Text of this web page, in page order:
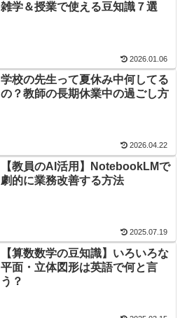
雑学＆授業で使える豆知識７選
2026.01.06
学校の先生って夏休み中何してる
の？教師の長期休業中の過ごし方
2026.04.22
【教員のAI活用】NotebookLMで
劇的に業務改善する方法
2025.07.19
【算数数学の豆知識】いろいろな
平面・立体図形は英語で何と言
う？